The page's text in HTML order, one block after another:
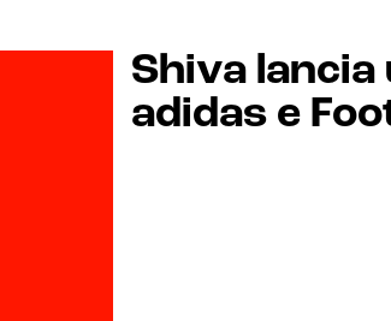
Shiva lancia
adidas e